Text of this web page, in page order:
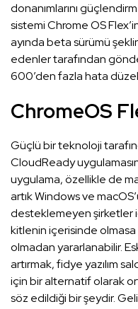
donanımlarını
sistemi Chrome OS
ayında beta sürümü
edenler tarafından
600’den fazla hata
ChromeOS
Güçlü bir teknoloji
CloudReady
uygulama, özellikle de
artık Windows ve
desteklemeyen şirketler
kitlenin içerisinde olmasa
olmadan yararlanabilir.
artırmak, fidye yazılım
için bir alternatif olarak
söz edildiği bir şeydir.